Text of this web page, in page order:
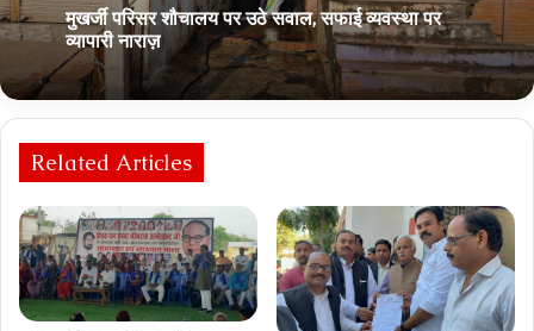
September 24, 2025
मुखर्जी परिसर शौचालय पर उठे सवाल, सफाई व्यवस्था पर
व्यापारी नाराज़
April 15, 2023
क्या कांग्रेस को है नए चेहरे की तलाश ?
Related Articles